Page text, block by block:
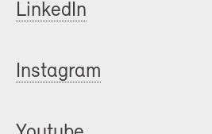
LinkedIn
Instagram